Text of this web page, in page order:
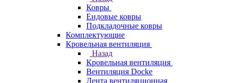
Ковры
Ендовые ковры
Подкладочные ковры
Комплектующие
Кровельная вентиляция
Назад
Кровельная вентиляция
Вентиляция Docke
Лента вентиляционная